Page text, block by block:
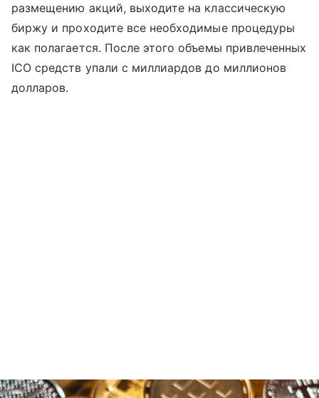
размещению акций, выходите на классическую
биржу и проходите все необходимые процедуры
как полагается. После этого объемы привлеченных
ICO средств упали с миллиардов до миллионов
долларов.